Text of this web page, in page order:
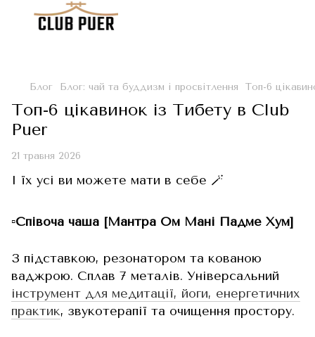
Блог Блог: чай та буддизм і просвітлення Топ-6
Топ-6 цікавинок із Тибету в Club
Puer
21 травня 2026
І їх усі ви можете мати в себе 🪄
▫️Співоча чаша [Мантра Ом Мані Падме Хум]
З підставкою, резонатором та кованою
ваджрою. Сплав 7 металів. Універсальний
інструмент для медитації, йоги, енергетичних
практик, звукотерапії та очищення простору.